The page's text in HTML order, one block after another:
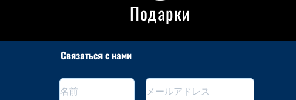
Подарки
Связаться с нами